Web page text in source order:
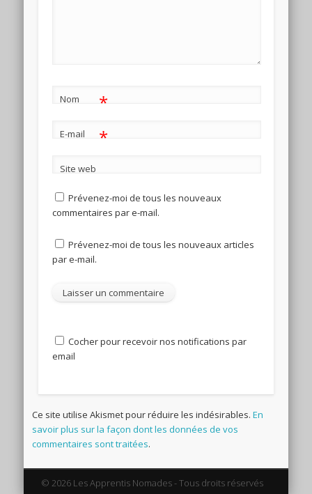
Nom *
E-mail *
Site web
Prévenez-moi de tous les nouveaux
commentaires par e-mail.
Prévenez-moi de tous les nouveaux articles
par e-mail.
Cocher pour recevoir nos notifications par
email
Ce site utilise Akismet pour réduire les indésirables.En
savoir plus sur la façon dont les données de vos
commentaires sont traitées.
© 2026 Les Apprentis Nomades - Tous droits réservés